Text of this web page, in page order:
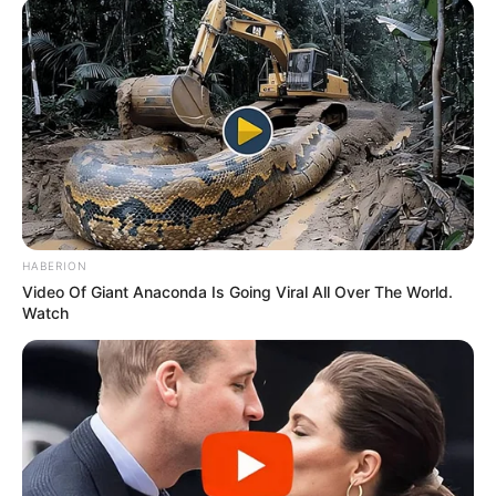
Szily Nóra válaszára sem kellett sokat várni, a
műsorvezető elvált anyaként szólította meg Varga
Juditot, és feltette a kérdést: vajon a gyerekek
érdekét szolgálja-e, ha ilyen módon minősíti
nyilvánosan az édesapjukkal készült beszélgetést.
HABERION
Video Of Giant Anaconda Is Going Viral All Over The World.
Watch